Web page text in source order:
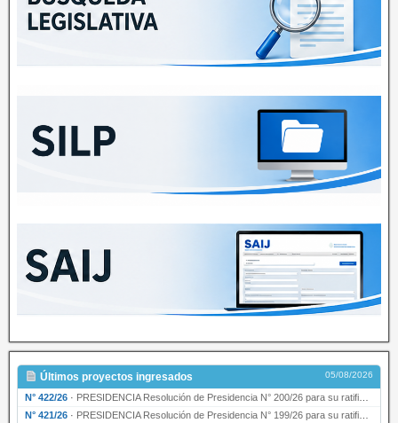
Últimos proyectos ingresados 05/08/2026
N° 422/26 · PRESIDENCIA Resolución de Presidencia N° 200/26 para su ratificación.
N° 421/26 · PRESIDENCIA Resolución de Presidencia N° 199/26 para su ratificación.